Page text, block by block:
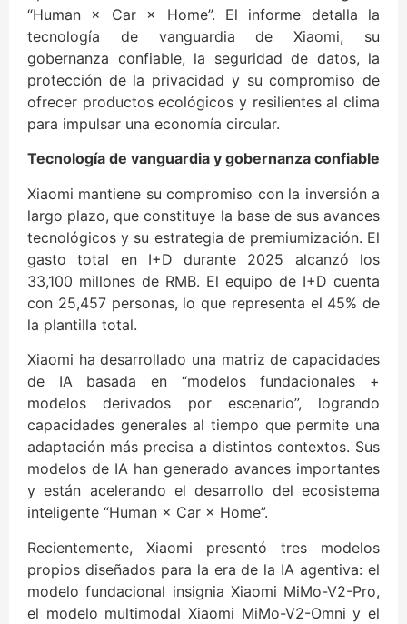
“Human × Car × Home”. El informe detalla la
tecnología de vanguardia de Xiaomi, su
gobernanza confiable, la seguridad de datos, la
protección de la privacidad y su compromiso de
ofrecer productos ecológicos y resilientes al clima
para impulsar una economía circular.
Tecnología de vanguardia y gobernanza confiable
Xiaomi mantiene su compromiso con la inversión a
largo plazo, que constituye la base de sus avances
tecnológicos y su estrategia de premiumización. El
gasto total en I+D durante 2025 alcanzó los
33,100 millones de RMB. El equipo de I+D cuenta
con 25,457 personas, lo que representa el 45% de
la plantilla total.
Xiaomi ha desarrollado una matriz de capacidades
de IA basada en “modelos fundacionales +
modelos derivados por escenario”, logrando
capacidades generales al tiempo que permite una
adaptación más precisa a distintos contextos. Sus
modelos de IA han generado avances importantes
y están acelerando el desarrollo del ecosistema
inteligente “Human × Car × Home”.
Recientemente, Xiaomi presentó tres modelos
propios diseñados para la era de la IA agentiva: el
modelo fundacional insignia Xiaomi MiMo-V2-Pro,
el modelo multimodal Xiaomi MiMo-V2-Omni y el